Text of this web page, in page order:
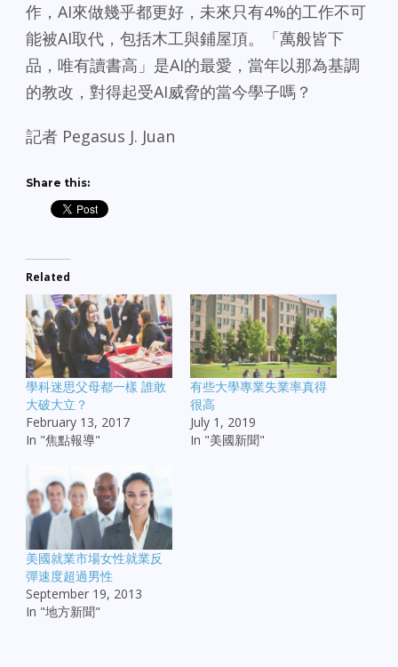
作，AI來做幾乎都更好，未來只有4%的工作不可
能被AI取代，包括木工與鋪屋頂。「萬般皆下
品，唯有讀書高」是AI的最愛，當年以那為基調
的教改，對得起受AI威脅的當今學子嗎？
記者 Pegasus J. Juan
Share this:
Related
學科迷思父母都一樣 誰敢
大破大立？
February 13, 2017
In "焦點報導"
有些大學專業失業率真得
很高
July 1, 2019
In "美國新聞"
美國就業市場女性就業反
彈速度超過男性
September 19, 2013
In "地方新聞"